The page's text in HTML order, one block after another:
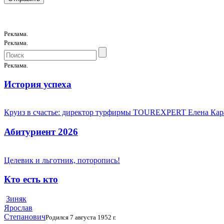
Реклама.
Реклама.
Реклама.
История успеха
Круиз в счастье: директор турфирмы TOUREXPERT Елена
Абитуриент 2026
Целевик и льготник, поторопись!
Кто есть кто
Зиняк
Ярослав
СтепановичРодился 7 августа 1952 г.